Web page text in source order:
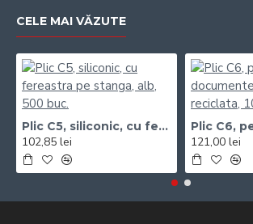
CELE MAI VĂZUTE
Plic C5, siliconic, cu fereastra pe stanga, alb, 500 buc.
102,85 lei 121,00 lei